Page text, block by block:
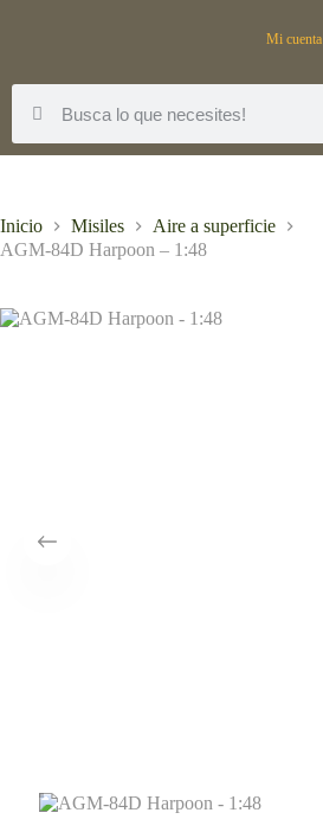
Mi cuenta
Inicio Misiles
Aire a superficie
AGM-84D Harpoon – 1:48